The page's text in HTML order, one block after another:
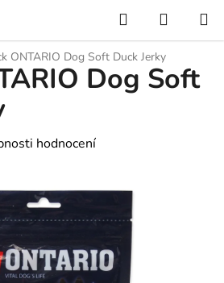
Hledat
KOŠÍK
ONTARIO Dog Soft Duck Jerky
Dog Soft
hodnocení